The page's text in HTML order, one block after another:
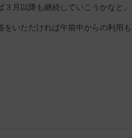
３月以降も継続していこうかなと。
をいただければ午前中からの利用も